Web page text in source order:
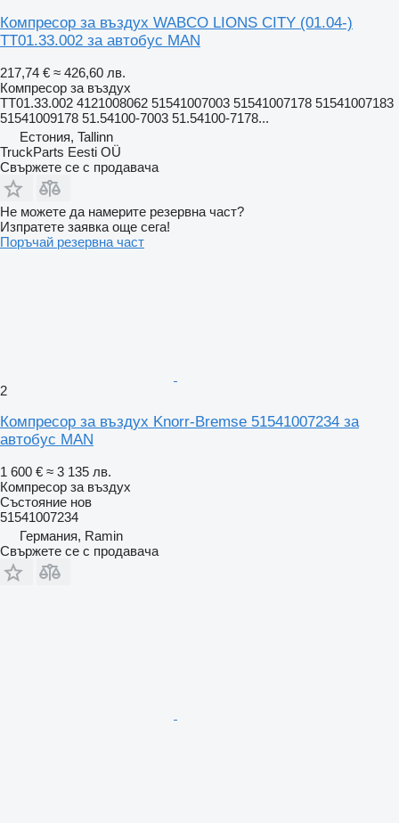
Компресор за въздух WABCO LIONS CITY (01.04-)
TT01.33.002 за автобус MAN
217,74 € ≈ 426,60 лв.
Компресор за въздух
TT01.33.002 4121008062 51541007003 51541007178 51541007183
51541009178 51.54100-7003 51.54100-7178...
Естония, Tallinn
TruckParts Eesti OÜ
Свържете се с продавача
Не можете да намерите резервна част?
Изпратете заявка още сега!
Поръчай резервна част
2
Компресор за въздух Knorr-Bremse 51541007234 за
автобус MAN
1 600 € ≈ 3 135 лв.
Компресор за въздух
Състояние нов
51541007234
Германия, Ramin
Свържете се с продавача